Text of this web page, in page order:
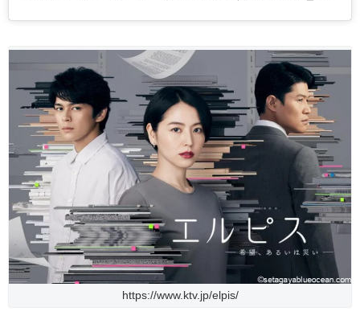
https://www.ktv.jp/elpis/